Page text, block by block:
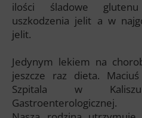
ilości śladowe
uszkodzenia jelit a w
jelit.
Jedynym lekiem na
jeszcze raz dieta.
Szpitala w
Gastroenterologicznej.